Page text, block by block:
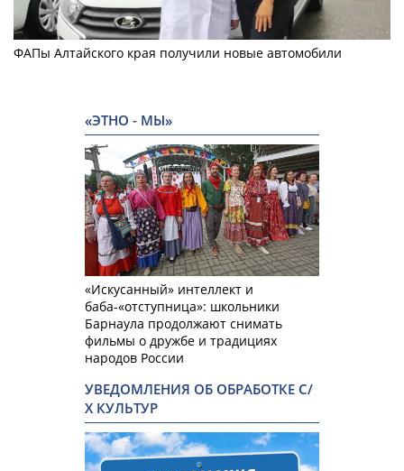
ФАПы Алтайского края получили новые автомобили
«ЭТНО - МЫ»
«Искусанный» интеллект и
баба-«отступница»: школьники
Барнаула продолжают снимать
фильмы о дружбе и традициях
народов России
УВЕДОМЛЕНИЯ ОБ ОБРАБОТКЕ С/
Х КУЛЬТУР